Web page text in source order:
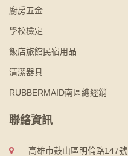
廚房五金
學校檢定
飯店旅館民宿用品
清潔器具
RUBBERMAID南區總經銷
聯絡資訊
高雄市鼓山區明倫路147號